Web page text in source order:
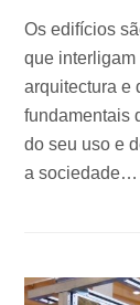
Os edifícios
que
arquitectura e
fundamentais
do seu uso e
a sociedade…